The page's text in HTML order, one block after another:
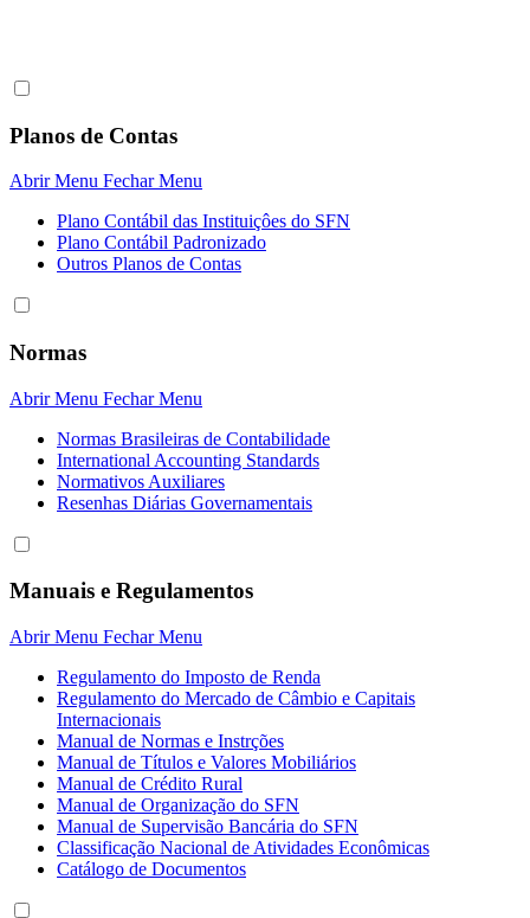
Planos de Contas
Abrir Menu Fechar Menu
Plano Contábil das Instituiçôes do SFN
Plano Contábil Padronizado
Outros Planos de Contas
Normas
Abrir Menu Fechar Menu
Normas Brasileiras de Contabilidade
International Accounting Standards
Normativos Auxiliares
Resenhas Diárias Governamentais
Manuais e Regulamentos
Abrir Menu Fechar Menu
Regulamento do Imposto de Renda
Regulamento do Mercado de Câmbio e Capitais
Internacionais
Manual de Normas e Instrções
Manual de Títulos e Valores Mobiliários
Manual de Crédito Rural
Manual de Organização do SFN
Manual de Supervisão Bancária do SFN
Classificação Nacional de Atividades Econômicas
Catálogo de Documentos